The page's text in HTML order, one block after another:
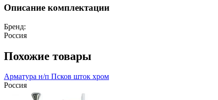
Описание комплектации
Бренд:
Россия
Похожие товары
Арматура н/п Псков шток хром
Россия